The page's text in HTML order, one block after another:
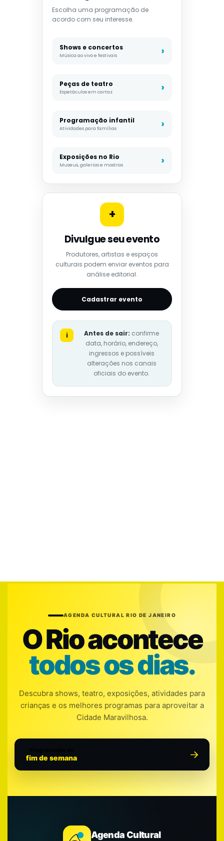
Escolha uma programação de
acordo com seu interesse.
Shows e concertos
Música ao vivo e festivais
Peças de teatro
Espetáculos em cartaz
Programação infantil
Atividades para famílias
Exposições no Rio
Museus, galerias e mostras
+
Divulgue seu evento
Produtores, artistas e espaços
culturais podem enviar eventos para
análise editorial.
Cadastrar evento
i Antes de sair: confirme
data, horário, endereço,
ingressos e possíveis
alterações nos canais
oficiais do evento.
AGENDA CULTURAL RIO DE JANEIRO
O Rio acontece
todos os dias.
Descubra shows, teatro, exposições, atividades para
crianças e os melhores programas para aproveitar a
Cidade Maravilhosa.
fim de semana
Agenda Cultural